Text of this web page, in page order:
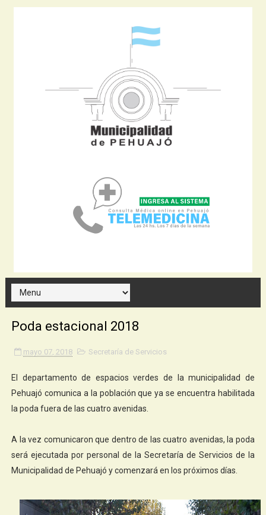
Poda estacional 2018
mayo 07, 2018 Secretaría de Servicios
El departamento de espacios verdes de la municipalidad de
Pehuajó comunica a la población que ya se encuentra habilitada
la poda fuera de las cuatro avenidas.
A la vez comunicaron que dentro de las cuatro avenidas, la poda
será ejecutada por personal de la Secretaría de Servicios de la
Municipalidad de Pehuajó y comenzará en los próximos días.